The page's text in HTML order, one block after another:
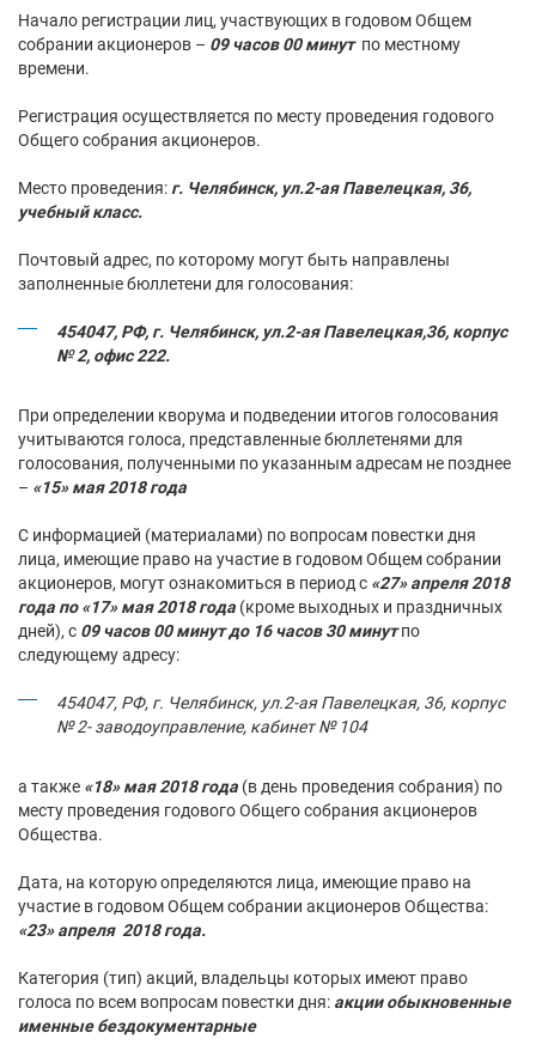
Начало регистрации лиц, участвующих в годовом Общем
собрании акционеров – 09 часов 00 минутпо местному
времени.
Регистрация осуществляется по месту проведения годового
Общего собрания акционеров.
Место проведения: г. Челябинск, ул.2-ая Павелецкая, 36,
учебный класс.
Почтовый адрес, по которому могут быть направлены
заполненные бюллетени для голосования:
454047, РФ, г. Челябинск, ул.2-ая Павелецкая,36, корпус
№ 2, офис 222.
При определении кворума и подведении итогов голосования
учитываются голоса, представленные бюллетенями для
голосования, полученными по указанным адресам не позднее
– «15» мая 2018 года
С информацией (материалами) по вопросам повестки дня
лица, имеющие право на участие в годовом Общем собрании
акционеров, могут ознакомиться в период с «27» апреля 2018
года по «17» мая 2018 года (кроме выходных и праздничных
дней), с 09 часов 00 минут до 16 часов 30 минутпо
следующему адресу:
454047, РФ, г. Челябинск, ул.2-ая Павелецкая, 36, корпус
№ 2- заводоуправление, кабинет № 104
а также «18» мая 2018 года (в день проведения собрания) по
месту проведения годового Общего собрания акционеров
Общества.
Дата, на которую определяются лица, имеющие право на
участие в годовом Общем собрании акционеров Общества:
«23» апреля 2018 года.
Категория (тип) акций, владельцы которых имеют право
голоса по всем вопросам повестки дня: акции обыкновенные
именные бездокументарные